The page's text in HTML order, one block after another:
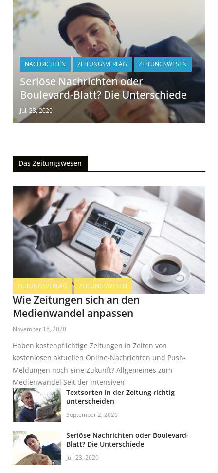
NACHRICHTEN ZEITUNGSVERLAG ZEITUNGSWESEN
Seriöse Nachrichten oder
Boulevard-Blatt? Die Unterschiede
Juli 23, 2020
Das Zeitungswesen
ZEITUNGSVERLAG ZEITUNGSWESEN
Wie Zeitungen sich an den
Medienwandel anpassen
November 18, 2020
Haben kostenpflichtige Zeitungen in Zeiten von
kostenlosen aktuellen Online-Nachrichten und Push-
Meldungen noch eine Zukunft? Allgemeines zum
Medienwandel Seit der intensiven
Textsorten in der Zeitung richtig
unterscheiden
September 2, 2020
Seriöse Nachrichten oder Boulevard-
Blatt? Die Unterschiede
Juli 23, 2020